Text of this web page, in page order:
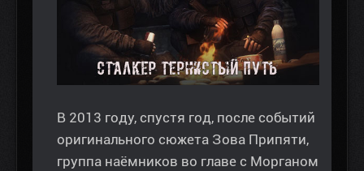
В 2013 году, спустя год, после событий
оригинального сюжета Зова Припяти,
группа наёмников во главе с Морганом